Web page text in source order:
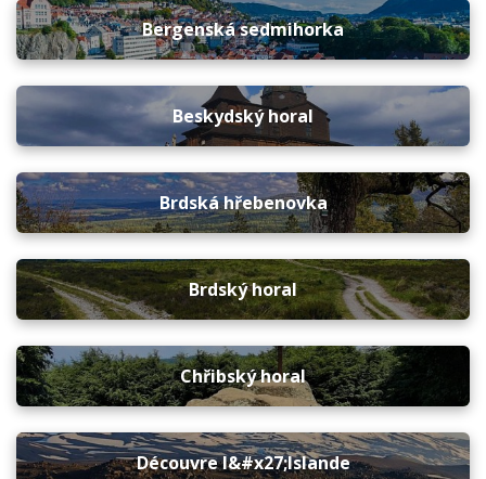
Bergenská sedmihorka
Beskydský horal
Brdská hřebenovka
Brdský horal
Chřibský horal
Découvre l&#x27;Islande